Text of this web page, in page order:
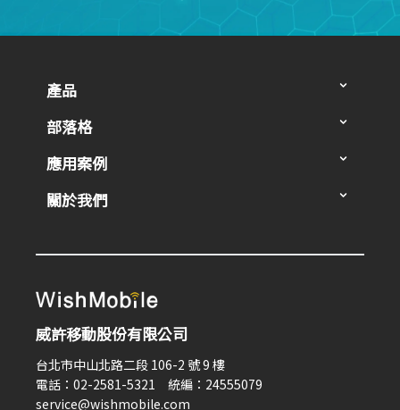
產品
部落格
應用案例
關於我們
威許移動股份有限公司
台北市中山北路二段 106-2 號 9 樓
電話：02-2581-5321 統編：24555079
service@wishmobile.com